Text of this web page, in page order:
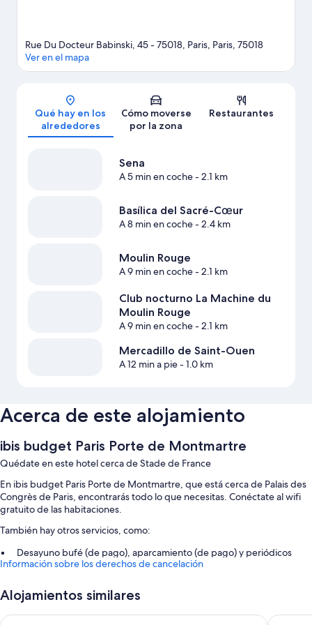
Mapa
Rue Du Docteur Babinski, 45 - 75018, Paris, Paris, 75018
Ver en el mapa
Qué hay en los
alrededores
Cómo moverse
por la zona
Restaurantes
Sena
A 5 min en coche- 2.1 km
Basílica del Sacré-Cœur
A 8 min en coche- 2.4 km
Moulin Rouge
A 9 min en coche- 2.1 km
Club nocturno La Machine du
Moulin Rouge
A 9 min en coche- 2.1 km
Mercadillo de Saint-Ouen
A 12 min a pie- 1.0 km
Acerca de este alojamiento
ibis budget Paris Porte de Montmartre
Quédate en este hotel cerca de Stade de France
En ibis budget Paris Porte de Montmartre, que está cerca de Palais des
Congrès de Paris, encontrarás todo lo que necesitas. Conéctate al wifi
gratuito de las habitaciones.
También hay otros servicios, como:
Desayuno bufé (de pago), aparcamiento (de pago) y periódicos
gratuitos en el vestíbulo
dispensador de agua
Consigna de equipaje y una máquina expendedora
Información sobre los derechos de cancelación
Alojamientos similares
hotelF1 Paris Saint-Ouen - Marché aux Puces ibis